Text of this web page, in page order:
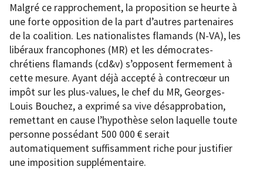
Malgré ce rapprochement, la proposition se heurte à
une forte opposition de la part d’autres partenaires
de la coalition. Les nationalistes flamands (N-VA), les
libéraux francophones (MR) et les démocrates-
chrétiens flamands (cd&v) s’opposent fermement à
cette mesure. Ayant déjà accepté à contrecœur un
impôt sur les plus-values, le chef du MR, Georges-
Louis Bouchez, a exprimé sa vive désapprobation,
remettant en cause l’hypothèse selon laquelle toute
personne possédant 500 000 € serait
automatiquement suffisamment riche pour justifier
une imposition supplémentaire.